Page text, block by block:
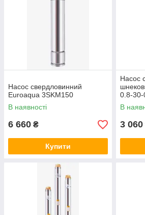
Насос свердловинний
Euroaqua 3SKM150
В наявності
6 660 ₴
Купити
Насос
0.8-30-
В
3 060